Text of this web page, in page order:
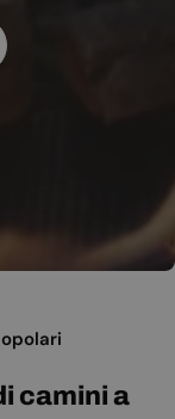
camini a